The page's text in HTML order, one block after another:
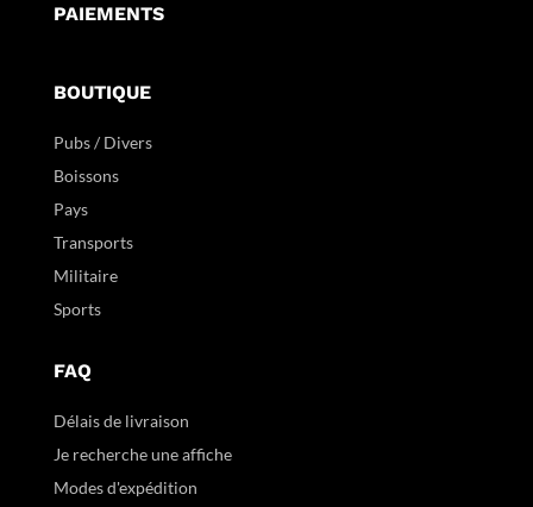
PAIEMENTS
BOUTIQUE
Pubs / Divers
Boissons
Pays
Transports
Militaire
Sports
FAQ
Délais de livraison
Je recherche une affiche
Modes d'expédition